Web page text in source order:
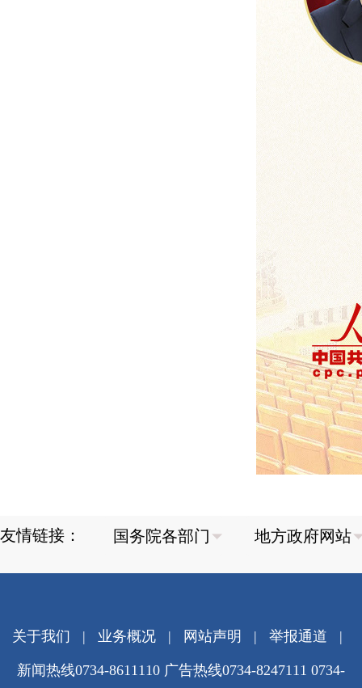
友情链接：
关于我们 | 业务概况| 网站声明 | 举报通道 |
新闻热线0734-8611110 广告热线0734-8247111 0734-